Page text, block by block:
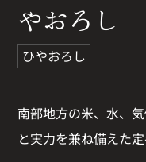
やおろし
ひやおろし
南部地方の米、水、
と実力を兼ね備えた